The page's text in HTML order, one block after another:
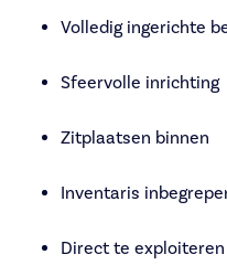
Volledig ingerichte
Sfeervolle inrichting
Zitplaatsen binnen
Inventaris
Direct te exploiteren